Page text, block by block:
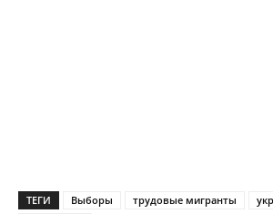
ТЕГИ Выборы трудовые мигранты